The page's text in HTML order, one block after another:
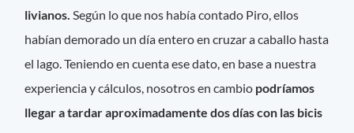
livianos. Según lo que nos había contado Piro, ellos
habían demorado un día entero en cruzar a caballo hasta
el lago. Teniendo en cuenta ese dato, en base a nuestra
experiencia y cálculos, nosotros en cambio podríamos
llegar a tardar aproximadamente dos días con las bicis